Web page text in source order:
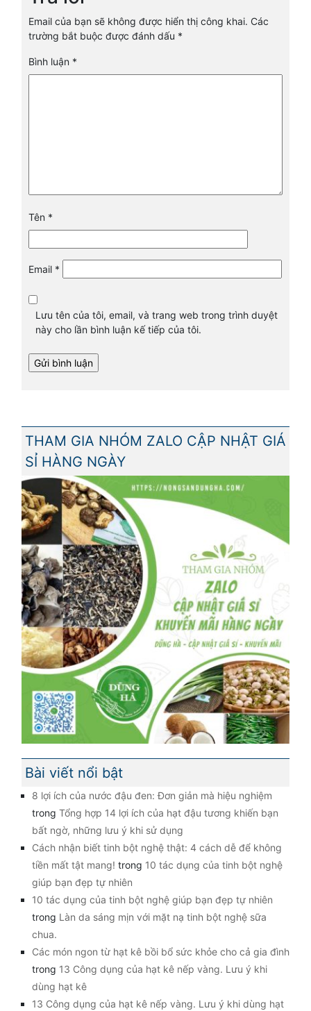
Email của bạn sẽ không được hiển thị công khai. Các
trường bắt buộc được đánh dấu *
Bình luận *
Tên *
Email *
Lưu tên của tôi, email, và trang web trong trình duyệt
này cho lần bình luận kế tiếp của tôi.
THAM GIA NHÓM ZALO CẬP NHẬT GIÁ
SỈ HÀNG NGÀY
Bài viết nổi bật
8 lợi ích của nước đậu đen: Đơn giản mà hiệu nghiệm
trong Tổng hợp 14 lợi ích của hạt đậu tương khiến bạn
bất ngờ, những lưu ý khi sử dụng
Cách nhận biết tinh bột nghệ thật: 4 cách dễ để không
tiền mất tật mang! trong 10 tác dụng của tinh bột nghệ
giúp bạn đẹp tự nhiên
10 tác dụng của tinh bột nghệ giúp bạn đẹp tự nhiên
trong Làn da sáng mịn với mặt nạ tinh bột nghệ sữa
chua.
Các món ngon từ hạt kê bồi bổ sức khỏe cho cả gia đình
trong 13 Công dụng của hạt kê nếp vàng. Lưu ý khi
dùng hạt kê
13 Công dụng của hạt kê nếp vàng. Lưu ý khi dùng hạt